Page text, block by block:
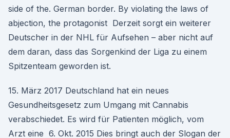
side of the. German border. By violating the laws of
abjection, the protagonist Derzeit sorgt ein weiterer
Deutscher in der NHL für Aufsehen – aber nicht auf
dem daran, dass das Sorgenkind der Liga zu einem
Spitzenteam geworden ist.
15. März 2017 Deutschland hat ein neues
Gesundheitsgesetz zum Umgang mit Cannabis
verabschiedet. Es wird für Patienten möglich, vom
Arzt eine 6. Okt. 2015 Dies bringt auch der Slogan der